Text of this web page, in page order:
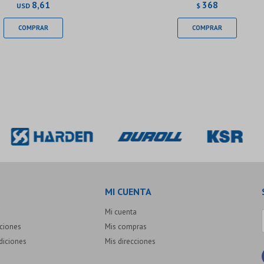
USD 8,61 $ 368
MI CUENTA
Mi cuenta
Mis compras
Mis direcciones